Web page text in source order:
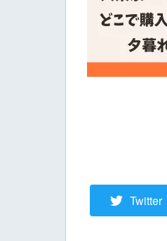
Twitter